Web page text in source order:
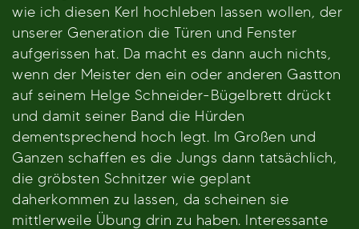
wie ich diesen Kerl hochleben lassen wollen, der
unserer Generation die Türen und Fenster
aufgerissen hat. Da macht es dann auch nichts,
wenn der Meister den ein oder anderen Gastton
auf seinem Helge Schneider-Bügelbrett drückt
und damit seiner Band die Hürden
dementsprechend hoch legt. Im Großen und
Ganzen schaffen es die Jungs dann tatsächlich,
die gröbsten Schnitzer wie geplant
daherkommen zu lassen, da scheinen sie
mittlerweile Übung drin zu haben. Interessante